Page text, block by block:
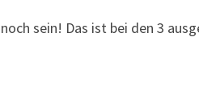
sein! Das ist bei den 3